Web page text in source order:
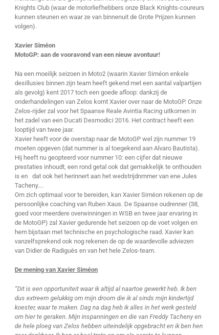
Knights Club (waar de motorliefhebbers onze Black Knights-coureurs
kunnen steunen en waar ze van binnenuit de Grote Prijzen kunnen
volgen).
Xavier Siméon
MotoGP: aan de vooravond van een nieuw avontuur!
Na een moeilijk seizoen in Moto2 (waarin Xavier Siméon enkele
desillusies binnen zijn team heeft gekend met een aantal valpartijen
als gevolg) kent 2017 toch een goede afloop: dankzij de
onderhandelingen van Zelos komt Xavier over naar de MotoGP. Onze
Zelos-rijder zal voor het Spaanse Reale Avintia Racing uitkomen in
het zadel van een Ducati Desmodici 2016. Het contract heeft een
looptijd van twee jaar.
Xavier heeft voor de overstap naar de MotoGP wel zijn nummer 19
moeten opgeven (dat nummer is al toegekend aan Alvaro Bautista).
Hij heeft nu geopteerd voor nummer 10: een cijfer dat nieuwe
prestaties inhoudt, een rond getal ook dat gemakkelijk te onthouden
is en dat ook het herinnert aan het wedstrijdnmmer van ene Jules
Tacheny….
Om zich optimaal voor te bereiden, kan Xavier Siméon rekenen op de
persoonlijke coaching van Ruben Xaus. De Spaanse oudrenner (38,
goed voor meerdere overwinningen in WSB en twee jaar ervaring in
de MotoGP) zal Xavier gedurende het seizoen op de voet volgen en
hem bijstaan met technische en psychologische raad. Xavier kan
vanzelfsprekend ook nog rekenen de op de waardevolle adviezen
van Didier de Radiguès en van het hele Zelos-team.
De mening van Xavier Siméon
“Dit is een opportuniteit waar ik altijd al naartoe gewerkt heb. Ik ben
dus extreem gelukkig om mijn droom die ik al sinds mijn kindertijd
koester, waar te maken. Dag na dag heb ik alles in het werk gesteld
om hier te geraken. Mijn inspanningen en die van Freddy Tacheny en
de hele ploeg van Zelos hebben uiteindelijk opgebracht en ik ben hen